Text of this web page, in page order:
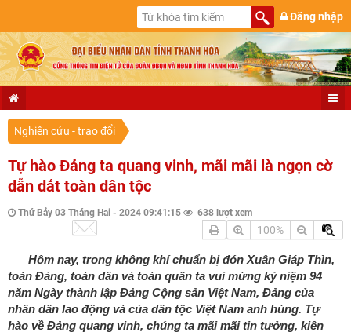
Đăng nhập
Nghiên cứu - trao đổi
Tự hào Đảng ta quang vinh, mãi mãi là ngọn cờ
dẫn dắt toàn dân tộc
Thứ Bảy 03 Tháng Hai - 2024 09:41:15 638 lượt xem
100%
Hôm nay, trong không khí chuẩn bị đón Xuân Giáp Thìn,
toàn Đảng, toàn dân và toàn quân ta vui mừng kỷ niệm 94
năm Ngày thành lập Đảng Cộng sản Việt Nam, Đảng của
nhân dân lao động và của dân tộc Việt Nam anh hùng. Tự
hào về Đảng quang vinh, chúng ta mãi mãi tin tưởng, kiên